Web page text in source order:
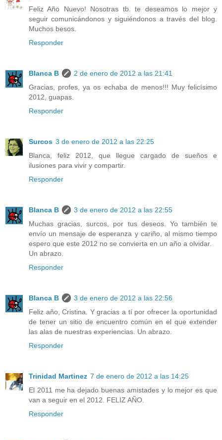
Feliz Año Nuevo! Nosotras tb. te deseamos lo mejor y
seguir comunicándonos y siguiéndonos a través del blog.
Muchos besos.
Responder
Blanca B
2 de enero de 2012 a las 21:41
Gracias, profes, ya os echaba de menos!!! Muy felicísimo
2012, guapas.
Responder
Surcos 3 de enero de 2012 a las 22:25
Blanca, feliz 2012, que llegue cargado de sueños e
ilusiones para vivir y compartir.
Responder
Blanca B
3 de enero de 2012 a las 22:55
Muchas gracias, surcos, por tus deseos. Yo también te
envío un mensaje de esperanza y cariño, al mismo tiempo
espero que este 2012 no se convierta en un año a olvidar.
Un abrazo.
Responder
Blanca B
3 de enero de 2012 a las 22:56
Feliz año, Cristina. Y gracias a tí por ofrecer la oportunidad
de tener un sitio de encuentro común en el que extender
las alas de nuestras experiencias. Un abrazo.
Responder
Trinidad Martinez 7 de enero de 2012 a las 14:25
El 2011 me ha dejado buenas amistades y lo mejor es que
van a seguir en el 2012. FELIZ AÑO.
Responder